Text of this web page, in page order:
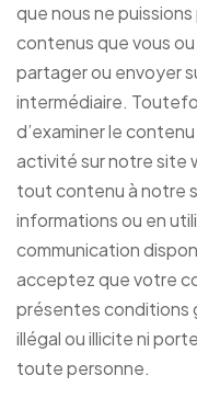
que nous ne
contenus que vous
partager ou envoyer
intermédiaire.
d’examiner le
activité sur notre site
tout contenu à notre
informations ou en
communication
acceptez que votre
présentes conditions
illégal ou illicite ni
toute personne.